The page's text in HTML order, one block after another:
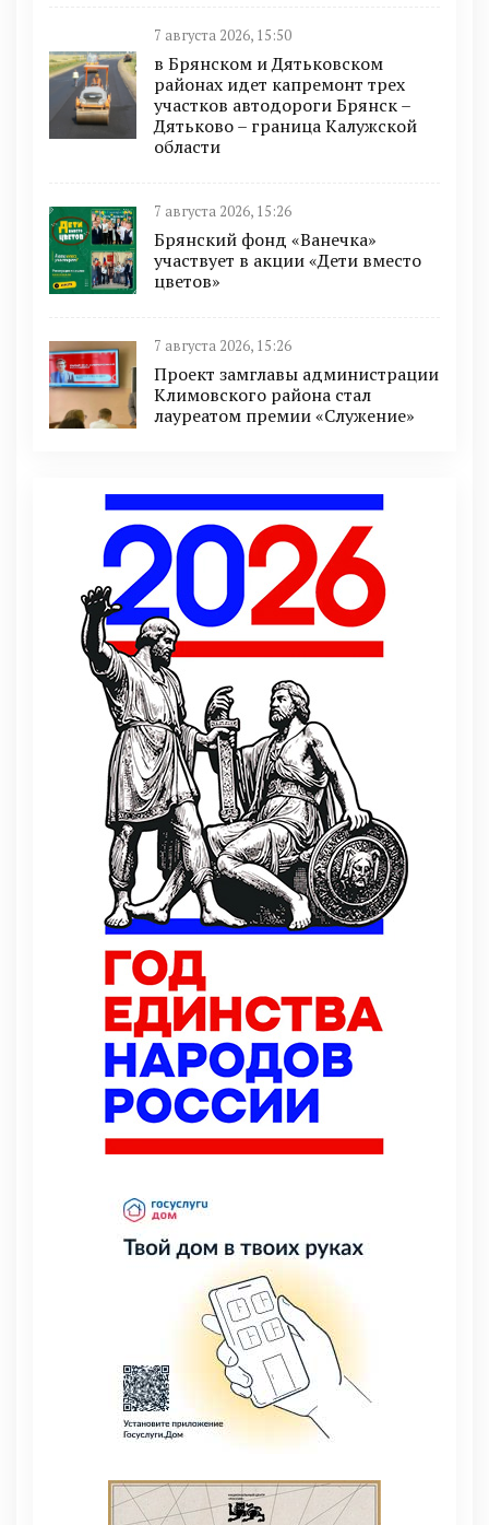
7 августа 2026, 15:50
в Брянском и Дятьковском
районах идет капремонт трех
участков автодороги Брянск –
Дятьково – граница Калужской
области
7 августа 2026, 15:26
Брянский фонд «Ванечка»
участвует в акции «Дети вместо
цветов»
7 августа 2026, 15:26
Проект замглавы администрации
Климовского района стал
лауреатом премии «Служение»